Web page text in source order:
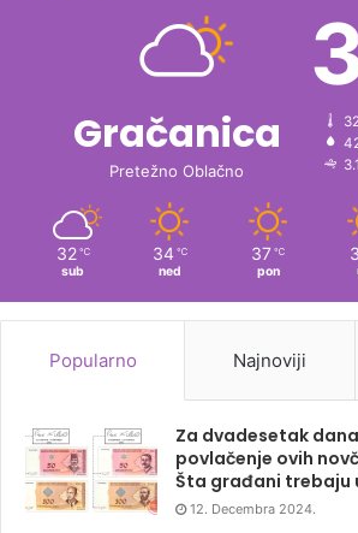
Gračanica
Pretežno Oblačno
32 ℃
sub
34 ℃
ned
37 ℃
pon
Popularno Najnoviji
Za dvadesetak
povlačenje ovih
Šta građani trebaju
12. Decembra 2024.